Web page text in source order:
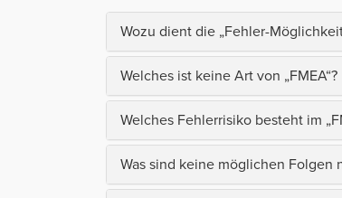
Wozu dient die „Fehler-
Welches ist keine Art von „FMEA“?
Welches Fehlerrisiko besteht im
Was sind keine möglichen Folgen